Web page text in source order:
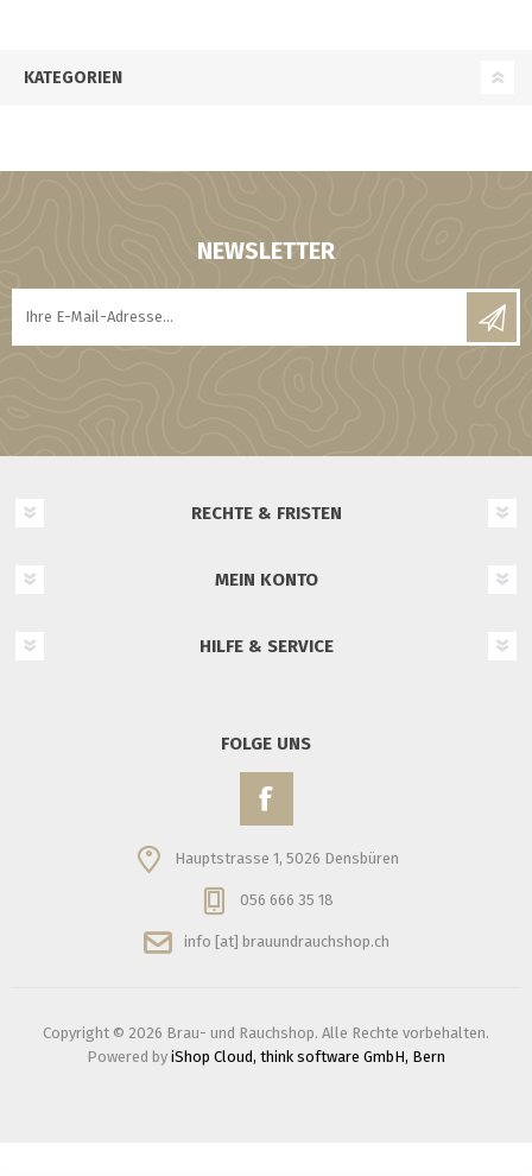
KATEGORIEN
NEWSLETTER
RECHTE & FRISTEN
MEIN KONTO
HILFE & SERVICE
FOLGE UNS
Hauptstrasse 1, 5026 Densbüren
056 666 35 18
info [at] brauundrauchshop.ch
Copyright © 2026 Brau- und Rauchshop. Alle Rechte vorbehalten.
Powered by iShop Cloud, think software GmbH, Bern